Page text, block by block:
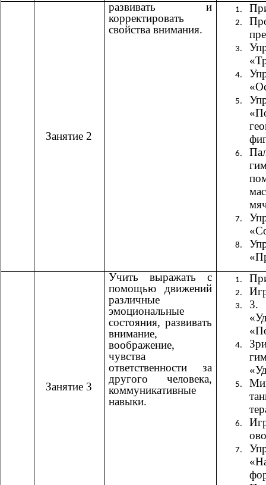
Занятие 2
развивать и
корректировать
свойства внимания.
Занятие 3
Учить выражать с
помощью движений
различные
эмоциональные
состояния, развивать
внимание,
воображение,
чувства
ответственности за
другого человека,
коммуникативные
навыки.